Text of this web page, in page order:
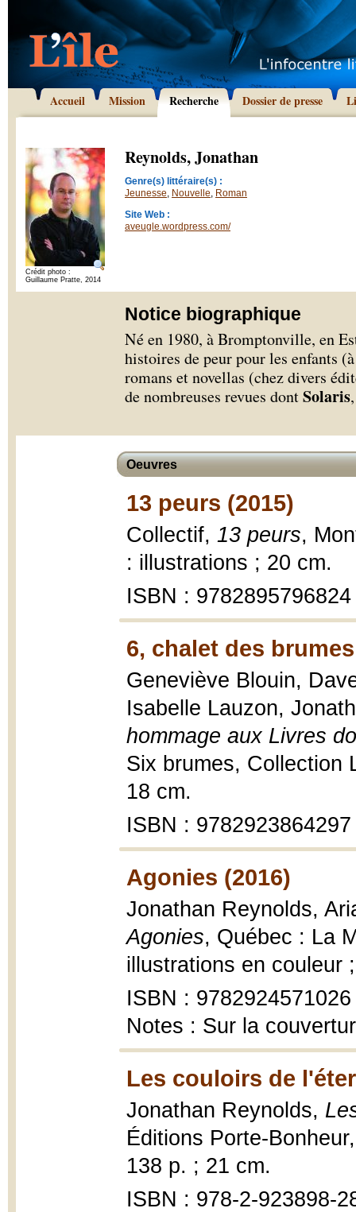
Accueil Mission Recherche Dossier de presse
Crédit photo :
Guillaume Pratte, 2014
Reynolds, Jonathan
Genre(s) littéraire(s) :
Jeunesse, Nouvelle, Roman
Site Web :
aveugle.wordpress.com/
Notice biographique
Né en 1980, à Bromptonville, en
histoires de peur pour les enfants
romans et novellas (chez divers
de nombreuses revues dontSolaris
Oeuvres
13 peurs (2015)
Collectif, 13 peurs,
: illustrations ; 20 cm.
ISBN : 9782895796824
6, chalet des
Geneviève Blouin,
Isabelle Lauzon,
hommage aux Livres
Six brumes, Collection
18 cm.
ISBN : 9782923864297
Agonies (2016)
Jonathan Reynolds,
Agonies, Québec : La
illustrations en couleur
ISBN : 9782924571026
Notes : Sur la
Les couloirs de
Jonathan Reynolds,
Éditions Porte-
138 p. ; 21 cm.
ISBN : 978-2-923898-